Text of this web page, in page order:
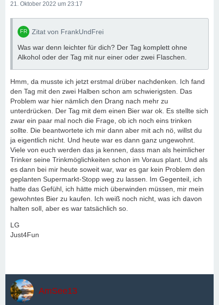
21. Oktober 2022 um 23:17
Zitat von FrankUndFrei
Was war denn leichter für dich? Der Tag komplett ohne
Alkohol oder der Tag mit nur einer oder zwei Flaschen.
Hmm, da musste ich jetzt erstmal drüber nachdenken. Ich fand
den Tag mit den zwei Halben schon am schwierigsten. Das
Problem war hier nämlich den Drang nach mehr zu
unterdrücken. Der Tag mit dem einen Bier war ok. Es stellte sich
zwar ein paar mal noch die Frage, ob ich noch eins trinken
sollte. Die beantwortete ich mir dann aber mit ach nö, willst du
ja eigentlich nicht. Und heute war es dann ganz ungewohnt.
Viele von euch werden das ja kennen, dass man als heimlicher
Trinker seine Trinkmöglichkeiten schon im Voraus plant. Und als
es dann bei mir heute soweit war, war es gar kein Problem den
geplanten Supermarkt-Stopp weg zu lassen. Im Gegenteil, ich
hatte das Gefühl, ich hätte mich überwinden müssen, mir mein
gewohntes Bier zu kaufen. Ich weiß noch nicht, was ich davon
halten soll, aber es war tatsächlich so.
LG
Just4Fun
AmSee13